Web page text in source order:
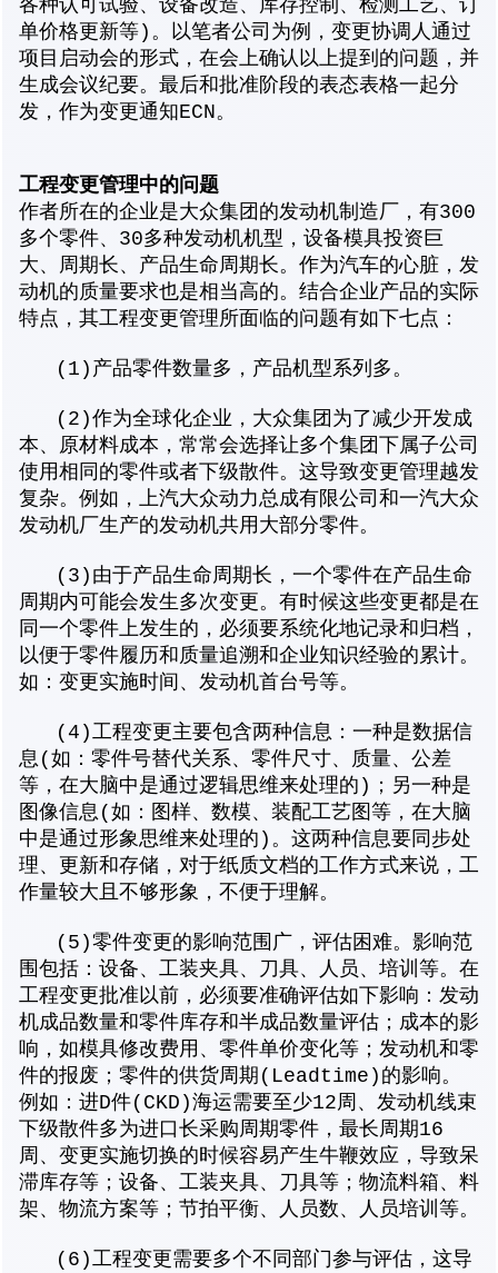
各种认可试验、设备改造、库存控制、检测工艺、订
单价格更新等)。以笔者公司为例，变更协调人通过
项目启动会的形式，在会上确认以上提到的问题，并
生成会议纪要。最后和批准阶段的表态表格一起分
发，作为变更通知ECN。
工程变更管理中的问题
作者所在的企业是大众集团的发动机制造厂，有300
多个零件、30多种发动机机型，设备模具投资巨
大、周期长、产品生命周期长。作为汽车的心脏，发
动机的质量要求也是相当高的。结合企业产品的实际
特点，其工程变更管理所面临的问题有如下七点：
(1)产品零件数量多，产品机型系列多。
(2)作为全球化企业，大众集团为了减少开发成
本、原材料成本，常常会选择让多个集团下属子公司
使用相同的零件或者下级散件。这导致变更管理越发
复杂。例如，上汽大众动力总成有限公司和一汽大众
发动机厂生产的发动机共用大部分零件。
(3)由于产品生命周期长，一个零件在产品生命
周期内可能会发生多次变更。有时候这些变更都是在
同一个零件上发生的，必须要系统化地记录和归档，
以便于零件履历和质量追溯和企业知识经验的累计。
如：变更实施时间、发动机首台号等。
(4)工程变更主要包含两种信息：一种是数据信
息(如：零件号替代关系、零件尺寸、质量、公差
等，在大脑中是通过逻辑思维来处理的)；另一种是
图像信息(如：图样、数模、装配工艺图等，在大脑
中是通过形象思维来处理的)。这两种信息要同步处
理、更新和存储，对于纸质文档的工作方式来说，工
作量较大且不够形象，不便于理解。
(5)零件变更的影响范围广，评估困难。影响范
围包括：设备、工装夹具、刀具、人员、培训等。在
工程变更批准以前，必须要准确评估如下影响：发动
机成品数量和零件库存和半成品数量评估；成本的影
响，如模具修改费用、零件单价变化等；发动机和零
件的报废；零件的供货周期(Leadtime)的影响。
例如：进D件(CKD)海运需要至少12周、发动机线束
下级散件多为进口长采购周期零件，最长周期16
周、变更实施切换的时候容易产生牛鞭效应，导致呆
滞库存等；设备、工装夹具、刀具等；物流料箱、料
架、物流方案等；节拍平衡、人员数、人员培训等。
(6)工程变更需要多个不同部门参与评估，这导